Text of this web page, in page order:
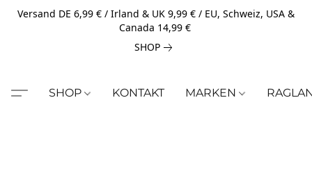
Versand DE 6,99 € / Irland & UK 9,99 € / EU, Schweiz, USA &
Canada 14,99 €
SHOP
SHOP KONTAKT MARKEN